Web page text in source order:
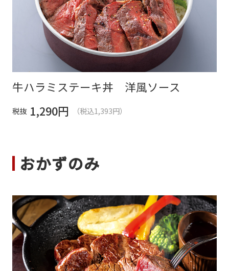
牛ハラミステーキ丼 洋風ソース
税抜 1,290円 （税込1,393円）
おかずのみ